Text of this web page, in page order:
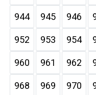
944 945 946
952 953 954
960 961 962
968 969 970